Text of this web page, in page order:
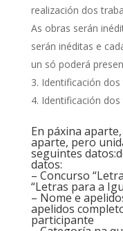
realización dos
As obras serán
serán inéditas e
un só poderá
Identificación
Identificación
En páxina
aparte, pero
seguintes
datos:
– Concurso
“Letras para a
– Nome e
apelidos
participante